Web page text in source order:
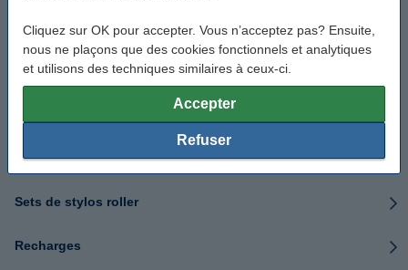
Cliquez sur OK pour accepter. Vous n’acceptez pas? Ensuite,
nous ne plaçons que des cookies fonctionnels et analytiques
et utilisons des techniques similaires à ceux-ci.
Accepter
Refuser
Stylos roller effaçables
Stylos roller avec capuchon
Stylos roller à mécanisme rotatif
Sets de stylos roller
Recharges